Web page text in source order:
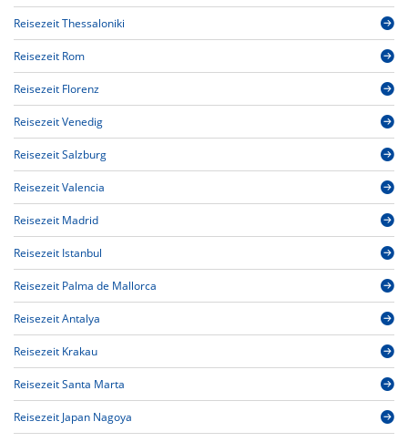
Reisezeit Thessaloniki
Reisezeit Rom
Reisezeit Florenz
Reisezeit Venedig
Reisezeit Salzburg
Reisezeit Valencia
Reisezeit Madrid
Reisezeit Istanbul
Reisezeit Palma de Mallorca
Reisezeit Antalya
Reisezeit Krakau
Reisezeit Santa Marta
Reisezeit Japan Nagoya